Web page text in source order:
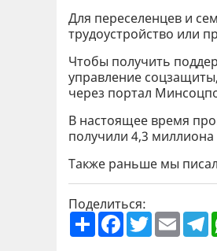
Для переселенцев и
трудоустройство или
Чтобы получить
управление
через портал
В настоящее время
получили 4,3
Также раньше мы
Поделиться:
П
о
F
a
T
w
E
m
T
e